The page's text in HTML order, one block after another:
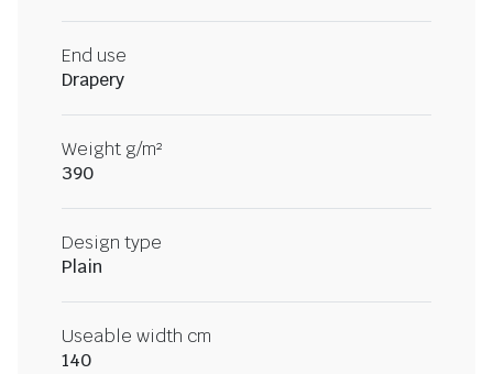
End use
Drapery
Weight g/m²
390
Design type
Plain
Useable width cm
140